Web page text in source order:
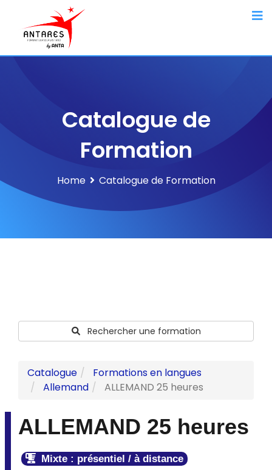
Catalogue de
Formation
Home Catalogue de Formation
Rechercher une formation
Catalogue
Formations en langues
Allemand
ALLEMAND 25 heures
ALLEMAND 25 heures
Mixte : présentiel / à distance